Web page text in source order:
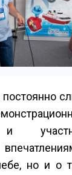
и
но и о